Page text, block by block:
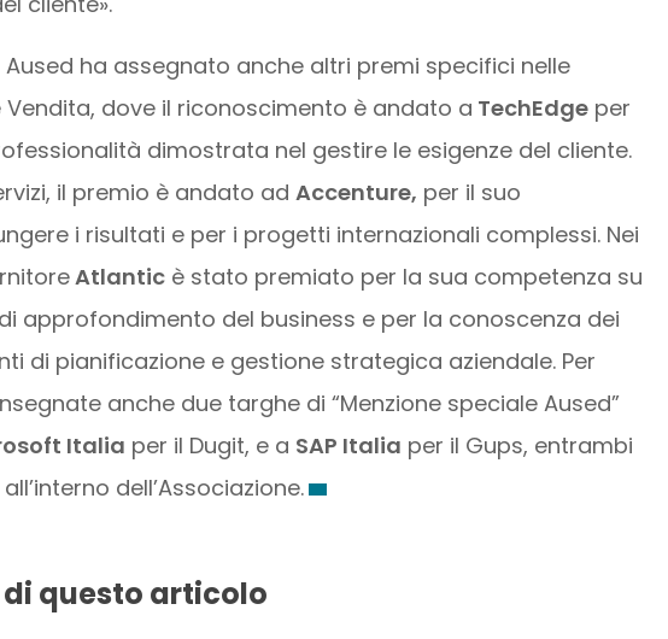
ha assegnato anche altri premi specifici nelle
Vendita, dove il riconoscimento è andato a TechEdgeper
dimostrata nel gestire le esigenze del cliente.
il premio è andato ad Accenture, per il suo
i risultati e per i progetti internazionali complessi. Nei
Atlanticè stato premiato per la sua competenza su
approfondimento del business e per la conoscenza dei
di pianificazione e gestione strategica aziendale. Per
anche due targhe di “Menzione speciale Aused”
Italia per il Dugit, e a SAP Italia per il Gups, entrambi
dell’Associazione.
questo articolo